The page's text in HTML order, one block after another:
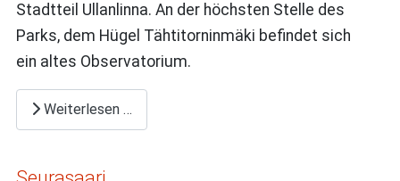
Stadtteil Ullanlinna. An der höchsten Stelle des
Parks, dem Hügel Tähtitorninmäki befindet sich
ein altes Observatorium.
Weiterlesen …